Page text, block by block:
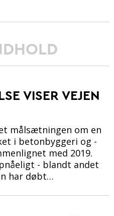
VISER VEJEN
målsætningen om en
i betonbyggeri og -
med 2019.
- blandt andet
har døbt…